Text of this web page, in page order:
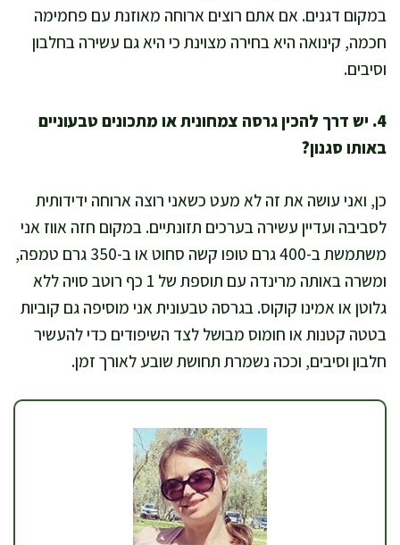
במקום דגנים. אם אתם רוצים ארוחה מאוזנת עם פחמימה
חכמה, קינואה היא בחירה מצוינת כי היא גם עשירה בחלבון
וסיבים.
4. יש דרך להכין גרסה צמחונית או מתכונים טבעוניים
באותו סגנון?
כן, ואני עושה את זה לא מעט כשאני רוצה ארוחה ידידותית
לסביבה ועדיין עשירה בערכים תזונתיים. במקום חזה אווז אני
משתמשת ב-400 גרם טופו קשה סחוט או ב-350 גרם טמפה,
ומשרה באותה מרינדה עם תוספת של 1 כף רוטב סויה ללא
גלוטן או אמינו קוקוס. בגרסה טבעונית אני מוסיפה גם קוביות
בטטה קטנות או חומוס מבושל לצד השיפודים כדי להעשיר
חלבון וסיבים, וככה נשמרת תחושת שובע לאורך זמן.